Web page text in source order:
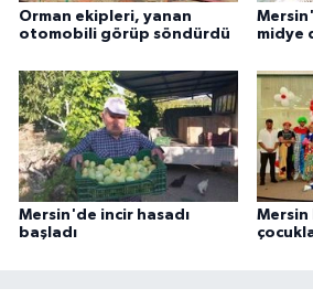
Orman ekipleri, yanan
otomobili görüp söndürdü
midye
Mersin'de incir hasadı
başladı
Mersin